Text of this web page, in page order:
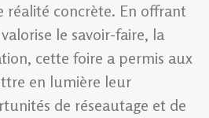
réalité concrète. En offrant
le savoir-faire, la
cette foire a permis aux
en lumière leur
de réseautage et de